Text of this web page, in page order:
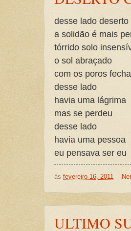
desse lado deserto
a solidão é mais
tórrido solo
o sol abraçado
com os poros
desse lado
havia uma lágrima
mas se perdeu
desse lado
havia uma pessoa
eu pensava ser eu
às fevereiro 16, 2011
ULTIMO